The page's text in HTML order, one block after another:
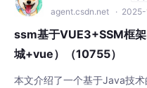
ngBoot+Vue项目资源包（含
agent.csdn.net ·
ssm基于VUE3+SSM框
城+vue）（10755）
本文介绍了一个基于Java技